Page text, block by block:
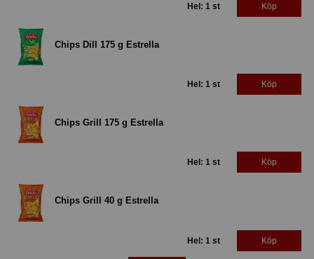
Hel: 1 st Köp
Chips Dill 175 g Estrella
Hel: 1 st Köp
Chips Grill 175 g Estrella
Hel: 1 st Köp
Chips Grill 40 g Estrella
Hel: 1 st Köp